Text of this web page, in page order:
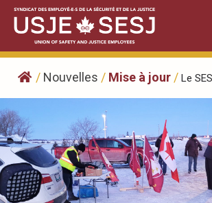
Skip
content
/ Nouvelles / Mise à jour / Le